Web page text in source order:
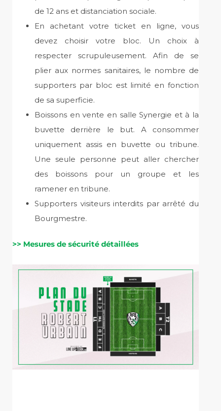
de 12 ans et distanciation sociale.
En achetant votre ticket en ligne, vous
devez choisir votre bloc. Un choix à
respecter scrupuleusement. Afin de se
plier aux normes sanitaires, le nombre de
supporters par bloc est limité en fonction
de sa superficie.
Boissons en vente en salle Synergie et à la
buvette derrière le but. A consommer
uniquement assis en buvette ou tribune.
Une seule personne peut aller chercher
des boissons pour un groupe et les
ramener en tribune.
Supporters visiteurs interdits par arrêté du
Bourgmestre.
>> Mesures de sécurité détaillées